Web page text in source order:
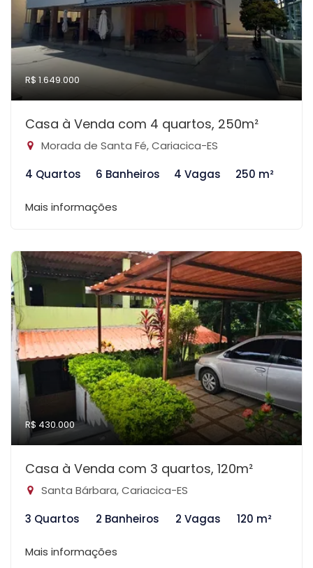
R$ 1.649.000
Casa à Venda com 4 quartos, 250m²
Morada de Santa Fé, Cariacica-ES
4 Quartos
6 Banheiros 4 Vagas 250 m²
Mais informações
R$ 430.000
Casa à Venda com 3 quartos, 120m²
Santa Bárbara, Cariacica-ES
3 Quartos
2 Banheiros 2 Vagas 120 m²
Mais informações